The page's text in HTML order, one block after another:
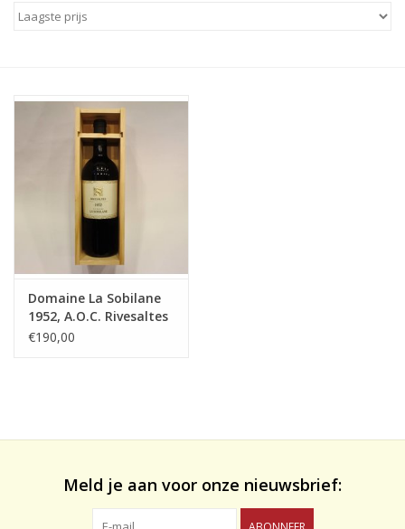
Barneveldse specialiteiten
Gedistilleerd &
likeuren&Overig
Wijnglazen - openers -karaffen
Domaine La Sobilane
1952, A.O.C. Rivesaltes
€190,00
Meld je aan voor onze nieuwsbrief: